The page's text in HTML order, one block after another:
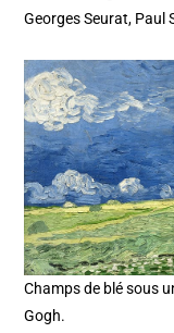
Georges Seurat, Paul
Champs de blé sous
Gogh.